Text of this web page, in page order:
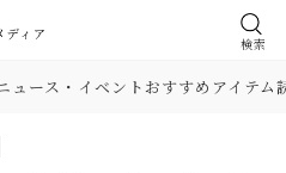
検索
ュース・イベントおすすめアイテム